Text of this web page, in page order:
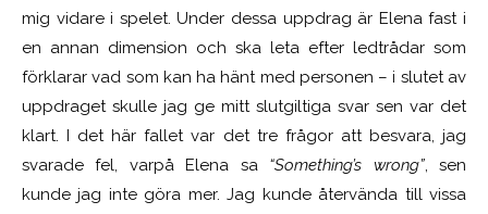
mig vidare i spelet. Under dessa uppdrag är Elena fast i
en annan dimension och ska leta efter ledtrådar som
förklarar vad som kan ha hänt med personen – i slutet av
uppdraget skulle jag ge mitt slutgiltiga svar sen var det
klart. I det här fallet var det tre frågor att besvara, jag
svarade fel, varpå Elena sa “Something’s wrong”, sen
kunde jag inte göra mer. Jag kunde återvända till vissa